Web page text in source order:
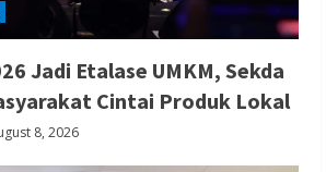
Jadi Etalase UMKM, Sekda
Cintai Produk Lokal
8, 2026